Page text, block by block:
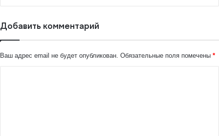
Добавить комментарий
Ваш адрес email не будет опубликован. Обязательные поля помечены *